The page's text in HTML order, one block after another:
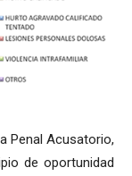
Penal Acusatorio,
de oportunidad